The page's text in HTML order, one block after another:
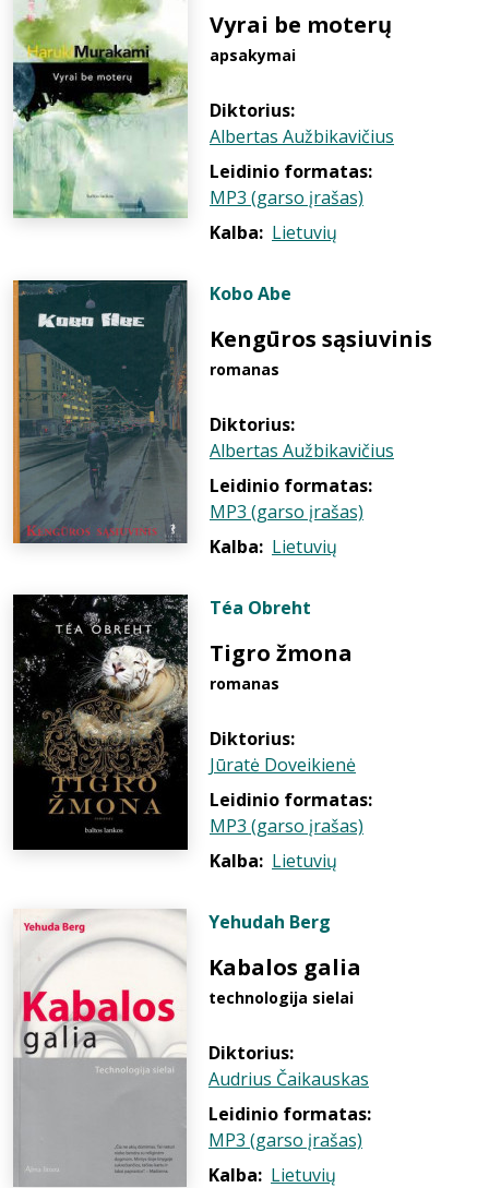
Vyrai be moterų
apsakymai
Diktorius:
Albertas Aužbikavičius
Leidinio formatas:
MP3 (garso įrašas)
Kalba: Lietuvių
Kobo Abe
Kengūros sąsiuvinis
romanas
Diktorius:
Albertas Aužbikavičius
Leidinio formatas:
MP3 (garso įrašas)
Kalba: Lietuvių
Téa Obreht
Tigro žmona
romanas
Diktorius:
Jūratė Doveikienė
Leidinio formatas:
MP3 (garso įrašas)
Kalba: Lietuvių
Yehudah Berg
Kabalos galia
technologija sielai
Diktorius:
Audrius Čaikauskas
Leidinio formatas:
MP3 (garso įrašas)
Kalba: Lietuvių